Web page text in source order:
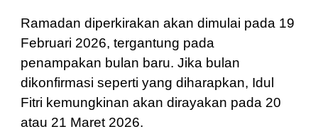
Ramadan diperkirakan akan dimulai pada 19
Februari 2026, tergantung pada
penampakan bulan baru. Jika bulan
dikonfirmasi seperti yang diharapkan, Idul
Fitri kemungkinan akan dirayakan pada 20
atau 21 Maret 2026.